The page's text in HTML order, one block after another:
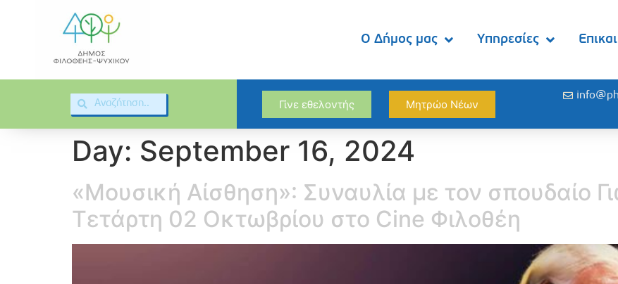
Ο Δήμος μας Υπηρεσίες
Γίνε εθελοντής Μητρώο Νέων
Day: September 16, 2024
«Μουσική Αίσθηση»: Συναυλία με τον σπουδαίο
Τετάρτη 02 Οκτωβρίου στο Cine Φιλοθέη